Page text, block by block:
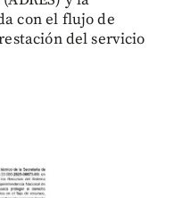
con el flujo de
del servicio